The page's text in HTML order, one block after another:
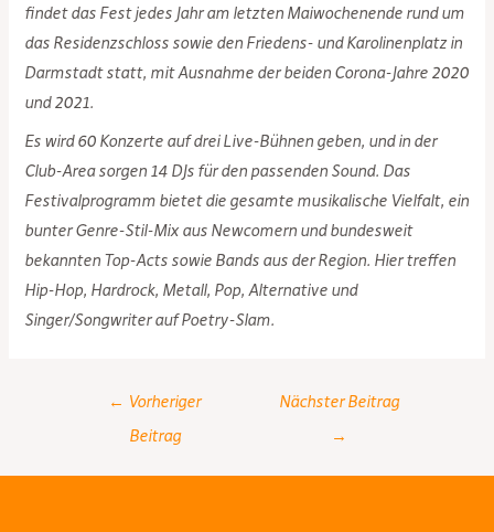
findet das Fest jedes Jahr am letzten Maiwochenende rund um
das Residenzschloss sowie den Friedens- und Karolinenplatz in
Darmstadt statt, mit Ausnahme der beiden Corona-Jahre 2020
und 2021.
Es wird 60 Konzerte auf drei Live-Bühnen geben, und in der
Club-Area sorgen 14 DJs für den passenden Sound. Das
Festivalprogramm bietet die gesamte musikalische Vielfalt, ein
bunter Genre-Stil-Mix aus Newcomern und bundesweit
bekannten Top-Acts sowie Bands aus der Region. Hier treffen
Hip-Hop, Hardrock, Metall, Pop, Alternative und
Singer/Songwriter auf Poetry-Slam.
navigation
← Vorheriger
Beitrag
Nächster Beitrag
→